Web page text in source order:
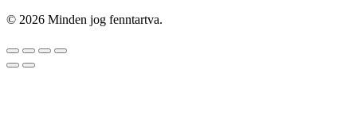
© 2026 Minden jog fenntartva.